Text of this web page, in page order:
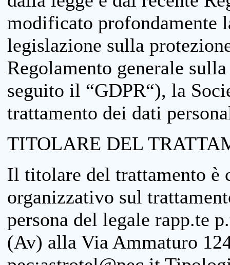
modificato profondamente
legislazione sulla
Regolamento generale
seguito il “GDPR“), la
trattamento dei dati
TITOLARE DEL
Il titolare del trattamento è
organizzativo sul
persona del legale rapp.te
(Av) alla Via Ammaturo